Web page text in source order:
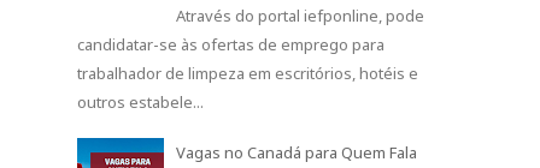
Através do portal iefponline, pode
candidatar-se às ofertas de emprego para
trabalhador de limpeza em escritórios, hotéis e
outros estabele...
Vagas no Canadá para Quem Fala